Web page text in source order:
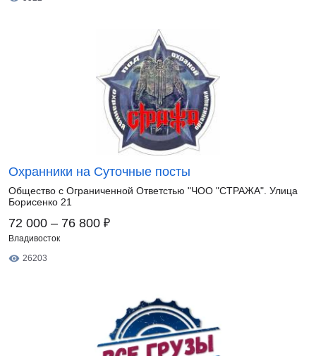
Охранники на Суточные посты
Общество с Ограниченной Ответстью "ЧОО "CТРАЖА". Улица
Борисенко 21
72 000 – 76 800 ₽
Владивосток
26203